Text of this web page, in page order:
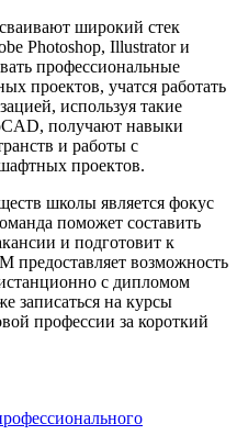
широкий стек
Photoshop, Illustrator и
профессиональные
проектов, учатся работать
используя такие
получают навыки
и работы с
проектов.
школы является фокус
поможет составить
и подготовит к
предоставляет возможность
с дипломом
записаться на курсы
профессии за короткий